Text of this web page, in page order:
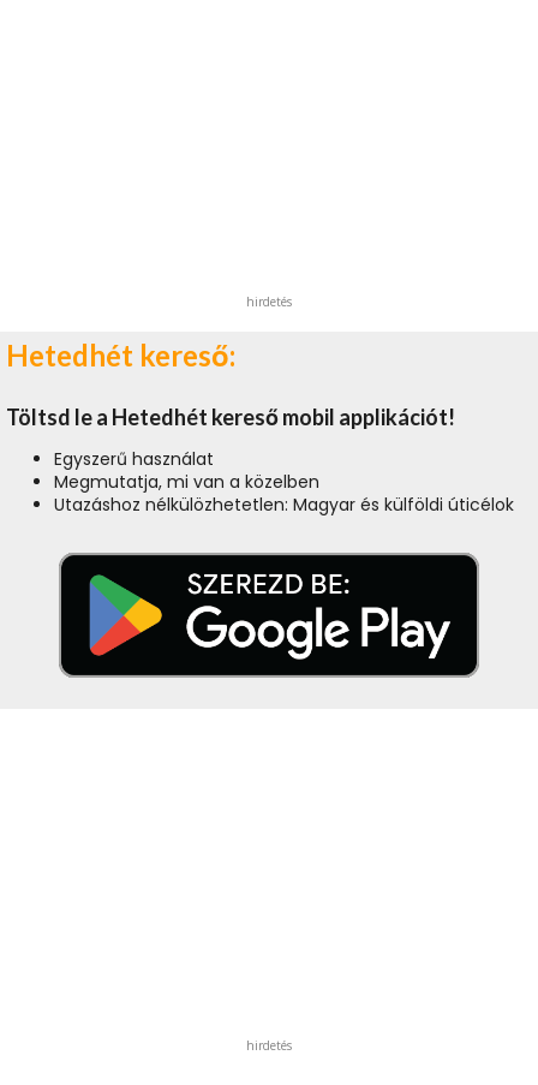
hirdetés
Hetedhét kereső:
Töltsd le a Hetedhét kereső mobil applikációt!
Egyszerű használat
Megmutatja, mi van a közelben
Utazáshoz nélkülözhetetlen: Magyar és külföldi úticélok
hirdetés